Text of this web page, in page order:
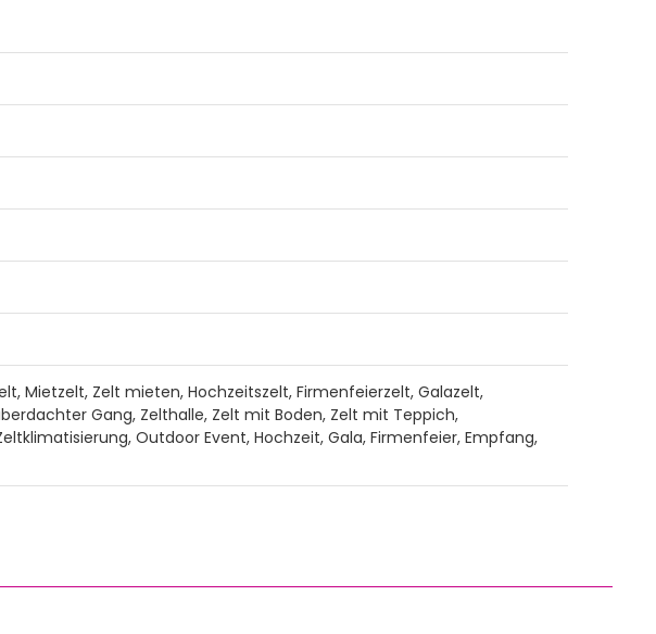
Mietzelt, Zelt mieten, Hochzeitszelt, Firmenfeierzelt, Galazelt,
Gang, Zelthalle, Zelt mit Boden, Zelt mit Teppich,
Outdoor Event, Hochzeit, Gala, Firmenfeier, Empfang,